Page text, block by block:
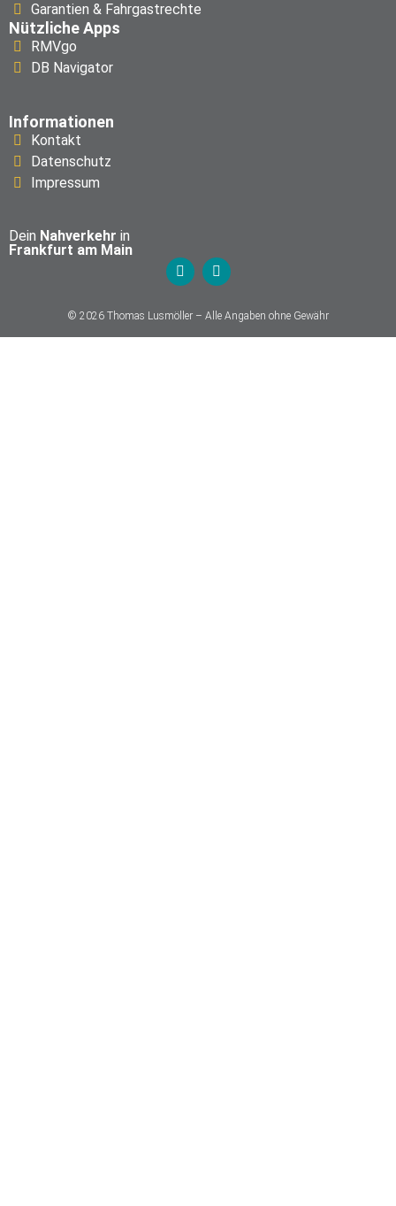
Garantien & Fahrgastrechte
Nützliche Apps
RMVgo
DB Navigator
Informationen
Kontakt
Datenschutz
Impressum
Dein Nahverkehr in
Frankfurt am Main
© 2026 Thomas Lusmöller – Alle Angaben ohne Gewähr